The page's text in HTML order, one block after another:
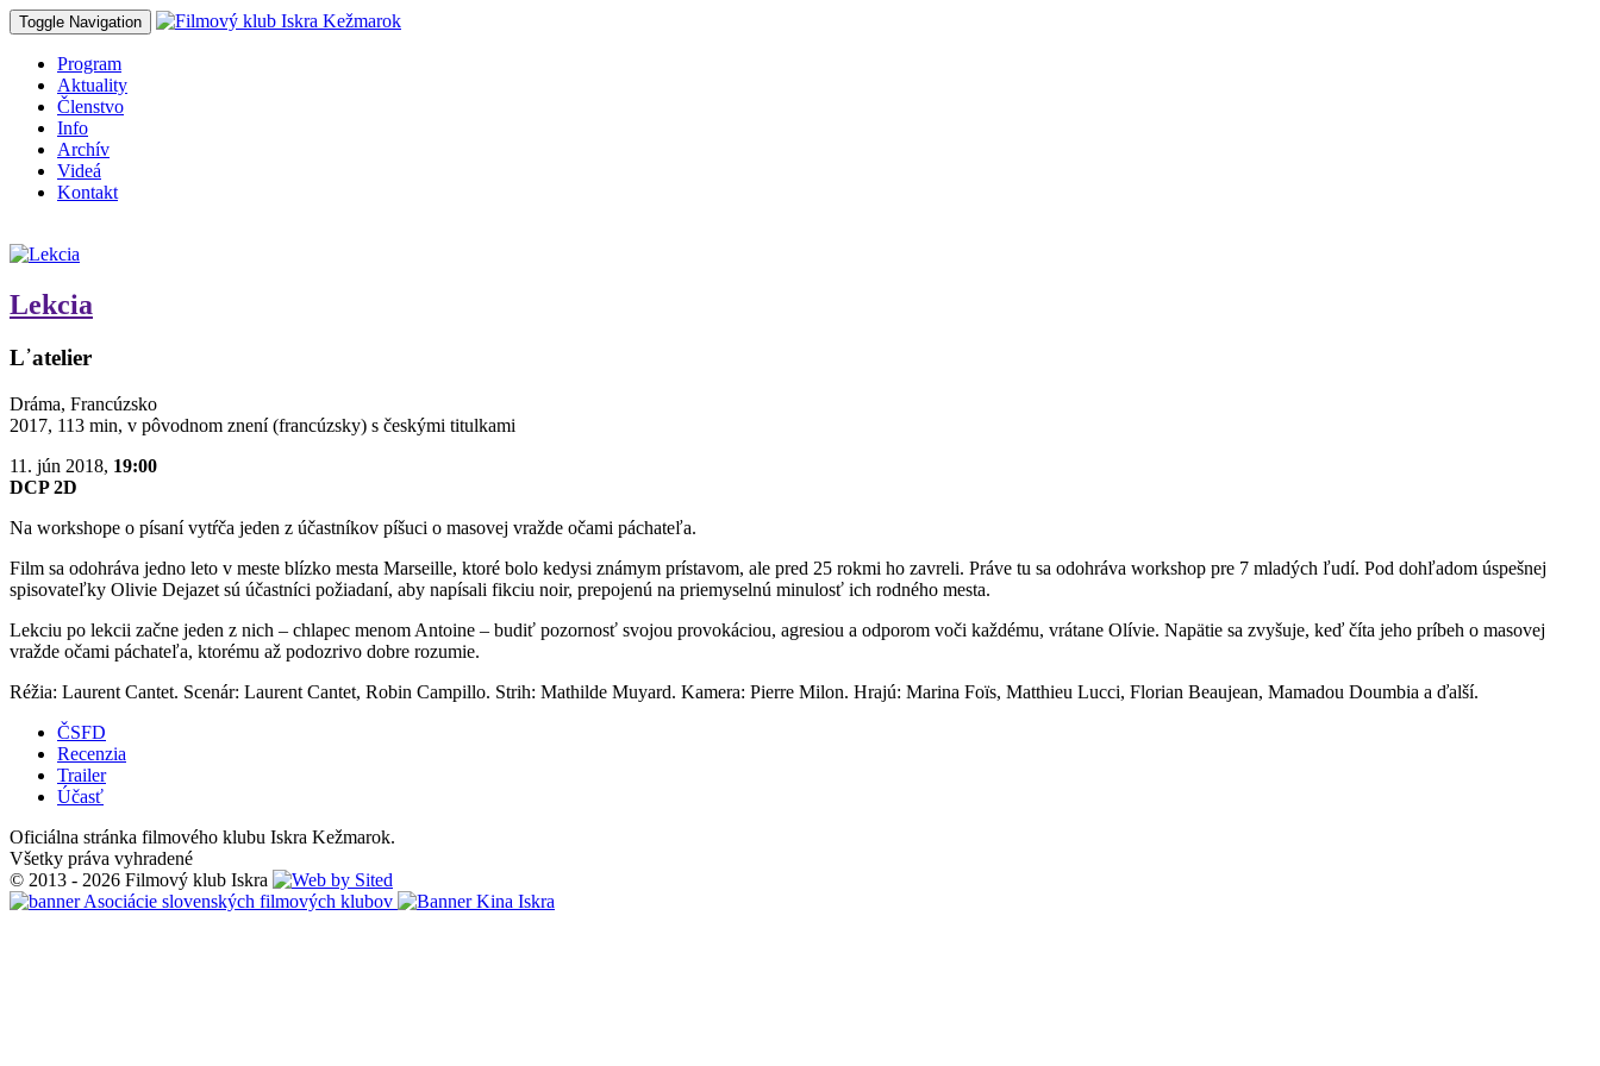
Toggle Navigation
Program
Aktuality
Členstvo
Info
Archív
Videá
Kontakt
Lekcia
L᾿atelier
Dráma, Francúzsko
2017, 113 min, v pôvodnom znení (francúzsky) s českými titulkami
11. jún 2018, 19:00
DCP 2D
Na workshope o písaní vytŕča jeden z účastníkov píšuci o masovej vražde očami páchateľa.
Film sa odohráva jedno leto v meste blízko mesta Marseille, ktoré bolo kedysi známym prístavom, ale pred 25 rokmi ho zavreli. Práve tu sa odohráva workshop pre 7 mladých ľudí. Pod dohľadom úspešnej
spisovateľky Olivie Dejazet sú účastníci požiadaní, aby napísali fikciu noir, prepojenú na priemyselnú minulosť ich rodného mesta.
Lekciu po lekcii začne jeden z nich – chlapec menom Antoine – budiť pozornosť svojou provokáciou, agresiou a odporom voči každému, vrátane Olívie. Napätie sa zvyšuje, keď číta jeho príbeh o masovej
vražde očami páchateľa, ktorému až podozrivo dobre rozumie.
Réžia: Laurent Cantet. Scenár: Laurent Cantet, Robin Campillo. Strih: Mathilde Muyard. Kamera: Pierre Milon. Hrajú: Marina Foïs, Matthieu Lucci, Florian Beaujean, Mamadou Doumbia a ďalší.
ČSFD
Recenzia
Trailer
Účasť
Oficiálna stránka filmového klubu Iskra Kežmarok.
Všetky práva vyhradené
© 2013 - 2026 Filmový klub Iskra